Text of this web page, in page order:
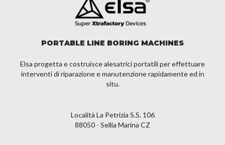
PORTABLE LINE BORING MACHINES
Elsa progetta e costruisce alesatrici portatili per effettuare
interventi di riparazione e manutenzione rapidamente ed in
situ.
Località La Petrizia S.S. 106
88050 - Sellia Marina CZ